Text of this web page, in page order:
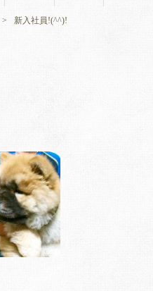
新入社員!(^^)!